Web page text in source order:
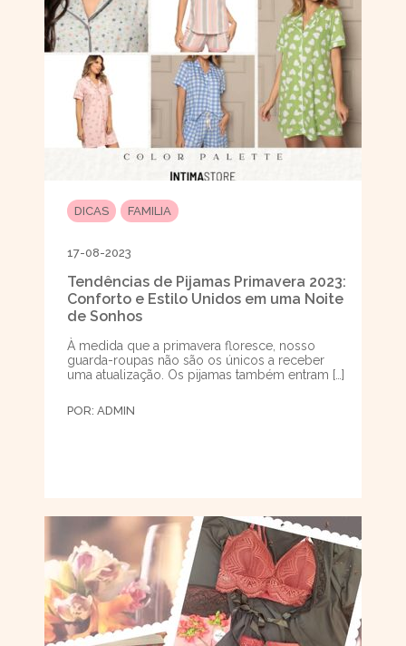
DICAS FAMILIA
17-08-2023
Tendências de Pijamas Primavera 2023:
Conforto e Estilo Unidos em uma Noite
de Sonhos
À medida que a primavera floresce, nosso
guarda-roupas não são os únicos a receber
uma atualização. Os pijamas também entram […]
POR: ADMIN